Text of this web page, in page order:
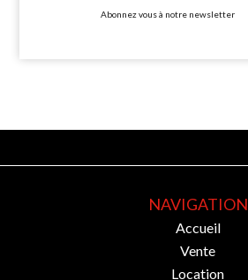
Abonnez vous à notre newsletter
NAVIGATION
Accueil
Vente
Location